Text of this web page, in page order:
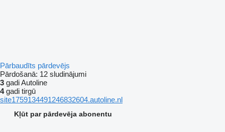
Pārbaudīts pārdevējs
Pārdošanā: 12 sludinājumi
3 gadi Autoline
4gadi tirgū
site1759134491246832604.autoline.nl
Kļūt par pārdevēja abonentu